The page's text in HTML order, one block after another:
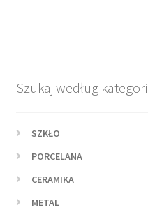
Szukaj według kategorii
SZKŁO
PORCELANA
CERAMIKA
METAL